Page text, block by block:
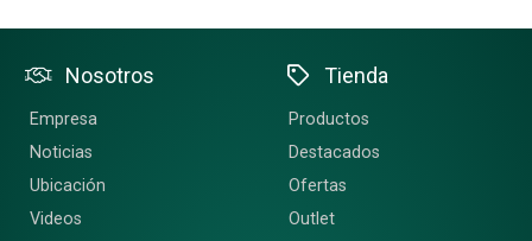
Nosotros
Empresa
Noticias
Ubicación
Videos
Tienda
Productos
Destacados
Ofertas
Outlet